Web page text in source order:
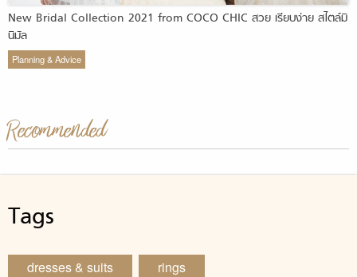
New Bridal Collection 2021 from COCO CHIC สวย เรียบง่าย สไตล์มิ
นิมัล
Planning & Advice
Recommended
Tags
dresses & suits
rings